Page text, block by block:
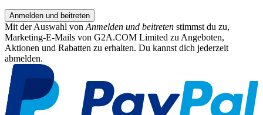
Anmelden und beitreten
Mit der Auswahl von Anmelden und beitreten stimmst du zu,
Marketing-E-Mails von G2A.COM Limited zu Angeboten,
Aktionen und Rabatten zu erhalten. Du kannst dich jederzeit
abmelden.